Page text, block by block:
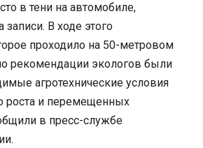
в тени на автомобиле,
записи. В ходе этого
проходило на 50-метровом
рекомендации экологов были
агротехнические условия
роста и перемещенных
в пресс-службе